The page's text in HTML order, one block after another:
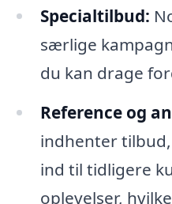
Specialtilbud:
særlige
du kan drage
Reference og
indhenter
ind til tidligere
oplevelser,